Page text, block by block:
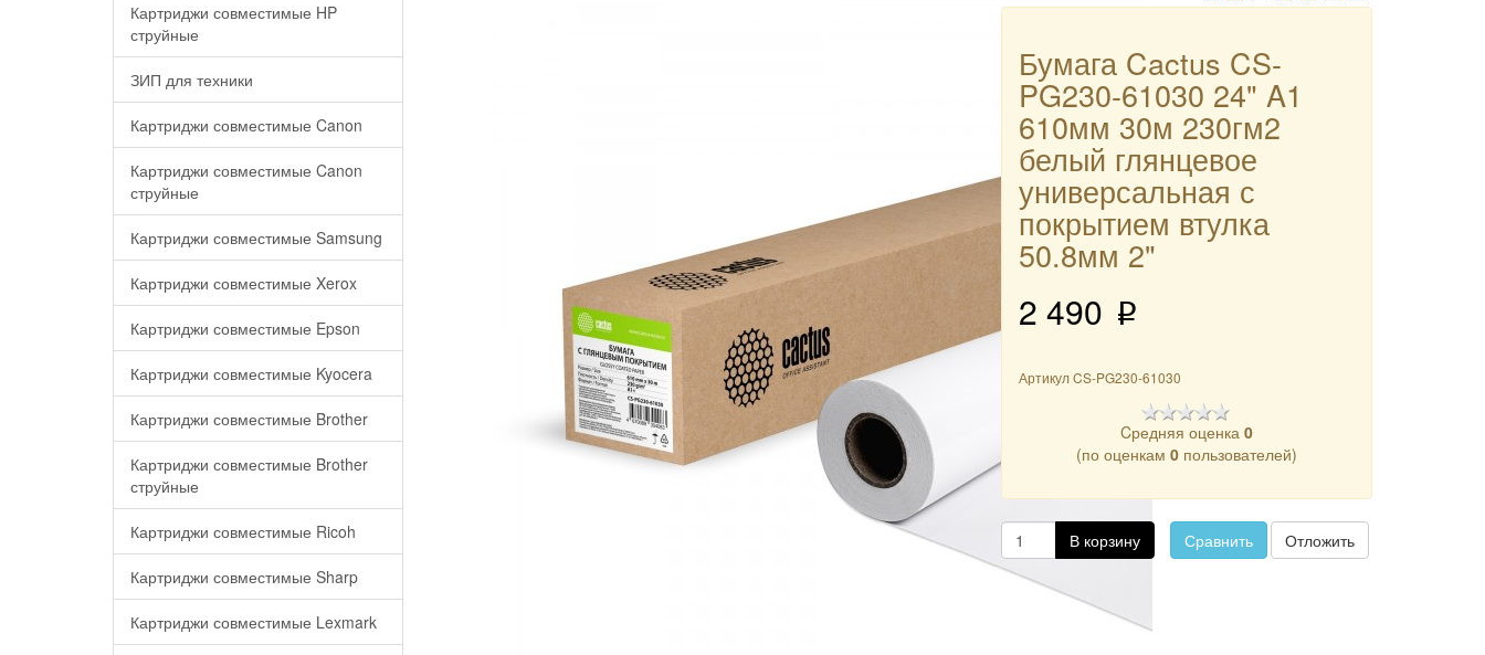
Картриджи совместимые HP
струйные
ЗИП для техники
Картриджи совместимые Canon
Картриджи совместимые Canon
струйные
Картриджи совместимые Samsung
Картриджи совместимые Xerox
Картриджи совместимые Epson
Картриджи совместимые Kyocera
Картриджи совместимые Brother
Картриджи совместимые Brother
струйные
Картриджи совместимые Ricoh
Картриджи совместимые Sharp
Картриджи совместимые Lexmark
Бумага Cactus CS-
PG230-61030 24" A1
610мм 30м 230гм2
белый глянцевое
универсальная с
покрытием втулка
50.8мм 2"
2 490 p
АртикулCS-PG230-61030
Cредняя оценка0
(по оценкам0 пользователей)
В корзину Сравнить Отложить